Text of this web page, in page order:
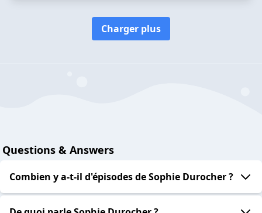
Charger plus
Questions & Answers
Combien y a-t-il d'épisodes de Sophie Durocher ?